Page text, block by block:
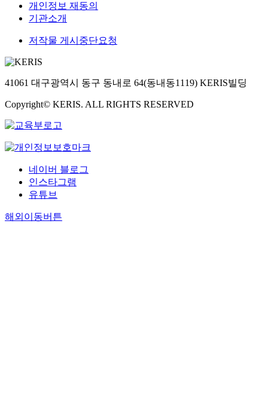
개인정보 재동의
기관소개
저작물 게시중단요청
41061 대구광역시 동구 동내로 64(동내동1119) KERIS빌딩
Copyright© KERIS. ALL RIGHTS RESERVED
네이버 블로그
인스타그램
유튜브
해외이동버튼